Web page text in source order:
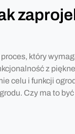
który
z
celu i funkcji
Czy ma to